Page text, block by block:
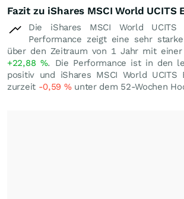
Fazit zu iShares MSCI World UCITS
Die iShares MSCI World
Performance zeigt eine sehr
über den Zeitraum von 1 Jahr mit einer
+22,88 %. Die Performance ist in den
positiv und iShares MSCI World UCITS
zurzeit -0,59 %unter dem 52-Wochen